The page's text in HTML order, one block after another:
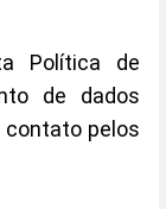
Política de
de dados
contato pelos